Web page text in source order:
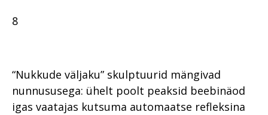
8
“Nukkude väljaku” skulptuurid mängivad
nunnususega: ühelt poolt peaksid beebinäod
igas vaatajas kutsuma automaatse refleksina